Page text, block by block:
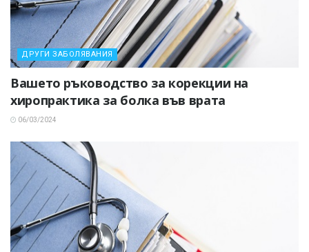
ДРУГИ ЗАБОЛЯВАНИЯ
Вашето ръководство за корекции на
хиропрактика за болка във врата
06/03/2024